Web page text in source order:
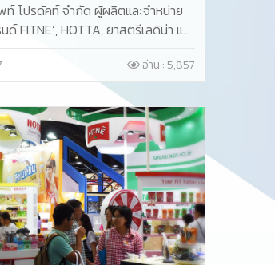
ท์ โปรดัคท์ จำกัด ผู้ผลิตและจำหน่าย
FITNE’, HOTTA, ยาสตรีเลดิน่า และ
นสินค้าคุณภาพมากมายร่วมออกบูธ
อ่าน : 5,857